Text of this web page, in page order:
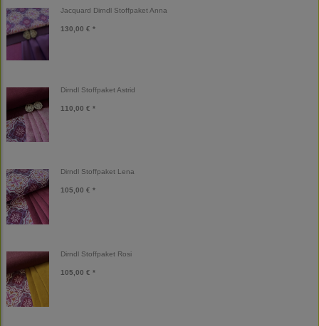
Jacquard Dirndl Stoffpaket Anna
130,00 € *
Dirndl Stoffpaket Astrid
110,00 € *
Dirndl Stoffpaket Lena
105,00 € *
Dirndl Stoffpaket Rosi
105,00 € *